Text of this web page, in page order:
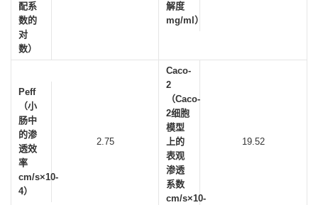
配系
数的
对
数）
解度
mg/ml）
Peff
（小
肠中
的渗
透效
率
cm/s×10-
4）
2.75
Caco-
2
（Caco-
2细胞
模型
上的
表观
渗透
系数
cm/s×10-
19.52